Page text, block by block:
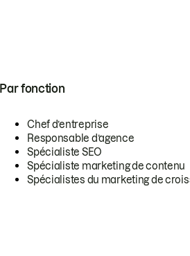
Par fonction
Chef d’entreprise
Responsable d’agence
Spécialiste SEO
Spécialiste marketing de contenu
Spécialistes du marketing de